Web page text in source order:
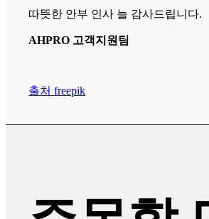
따뜻한 안부 인사 늘 감사드립니다.
AHPRO 고객지원팀
출처 freepik